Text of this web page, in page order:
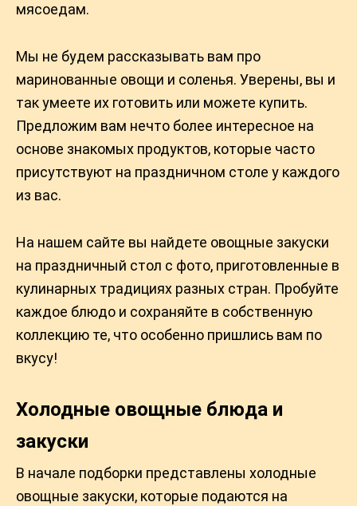
мясоедам.
Мы не будем рассказывать вам про
маринованные овощи и соленья. Уверены, вы и
так умеете их готовить или можете купить.
Предложим вам нечто более интересное на
основе знакомых продуктов, которые часто
присутствуют на праздничном столе у каждого
из вас.
На нашем сайте вы найдете овощные закуски
на праздничный стол с фото, приготовленные в
кулинарных традициях разных стран. Пробуйте
каждое блюдо и сохраняйте в собственную
коллекцию те, что особенно пришлись вам по
вкусу!
Холодные овощные блюда и
закуски
В начале подборки представлены холодные
овощные закуски, которые подаются на